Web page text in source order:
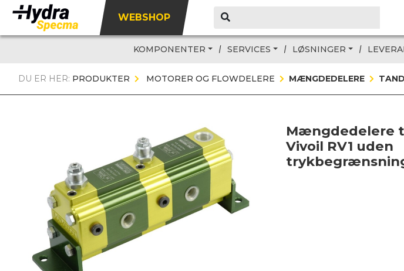
WEBSHOP
KOMPONENTER SERVICES LØSNINGER
DU ER HER: PRODUKTER MOTORER OG FLOWDELERE MÆNGDEDELERE
Mængdedelere
Vivoil RV1 uden